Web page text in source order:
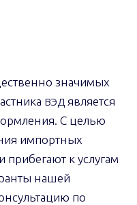
значимых
ВЭД является
С целью
импортных
к услугам
нашей
по